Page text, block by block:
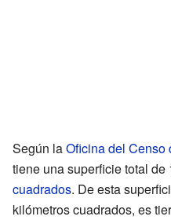
Según laOficina del Censo
tiene una superficie total de
cuadrados. De esta
kilómetros cuadrados, es